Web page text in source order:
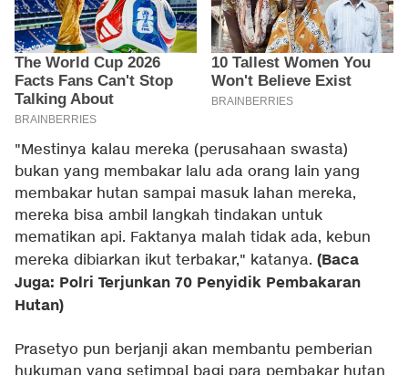
"Mestinya kalau mereka (perusahaan swasta)
bukan yang membakar lalu ada orang lain yang
membakar hutan sampai masuk lahan mereka,
mereka bisa ambil langkah tindakan untuk
mematikan api. Faktanya malah tidak ada, kebun
mereka dibiarkan ikut terbakar," katanya. (Baca
Juga: Polri Terjunkan 70 Penyidik Pembakaran
Hutan)
Prasetyo pun berjanji akan membantu pemberian